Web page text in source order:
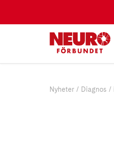
Nyheter Diagnos